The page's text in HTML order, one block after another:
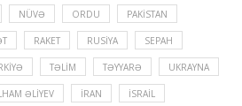
NÜVƏ ORDU PAKISTAN
RAKET RUSIYA SEPAH
TƏLIM TƏYYARƏ UKRAYNA
ƏLIYEV İRAN İSRAIL